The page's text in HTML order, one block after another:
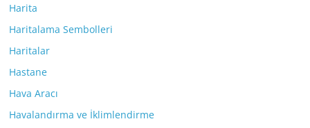
Harita
Haritalama Sembolleri
Haritalar
Hastane
Hava Aracı
Havalandırma ve İklimlendirme